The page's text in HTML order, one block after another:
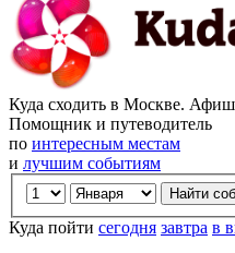
Куда сходить в Москве.
Помощник и путеводитель
по интересным местам
и лучшим событиям
Куда пойти сегодня завтра в